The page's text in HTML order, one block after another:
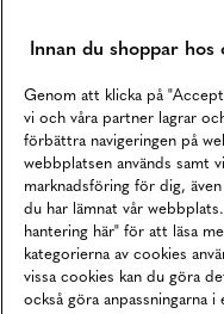
Returer
Köpvillkor
Karriär
Vårt Ansvar
Våra Tjänster
Press
Studentrabatt
Innan du shoppar hos
Genom att klicka på
vi och våra partner lagrar
förbättra navigeringen på
webbplatsen används samt
marknadsföring för dig,
du har lämnat vår
hantering här" för att läsa
kategorierna av cookies
vissa cookies kan du göra
också göra anpassningarna